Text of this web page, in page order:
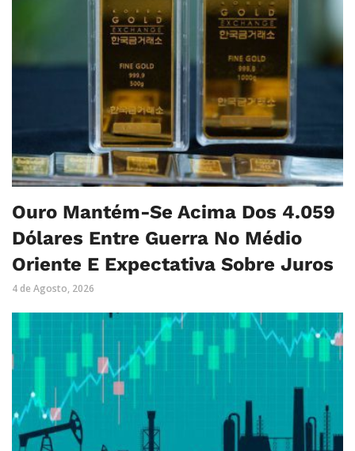
Ouro Mantém-Se Acima Dos 4.059
Dólares Entre Guerra No Médio
Oriente E Expectativa Sobre Juros
4 de Agosto, 2026